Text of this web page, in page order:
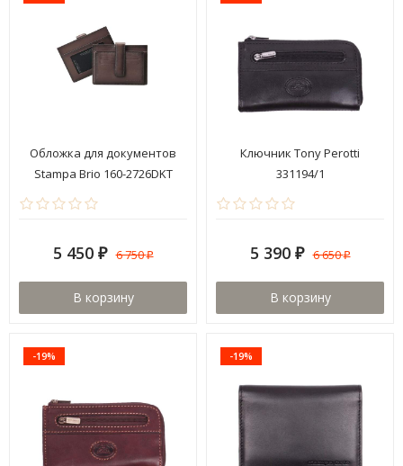
Обложка для документов
Stampa Brio 160-2726DKT
Brown
5 450 ₽ 6 750₽
В корзину
Ключник Tony Perotti
331194/1
5 390 ₽ 6 650₽
В корзину
-19% -19%